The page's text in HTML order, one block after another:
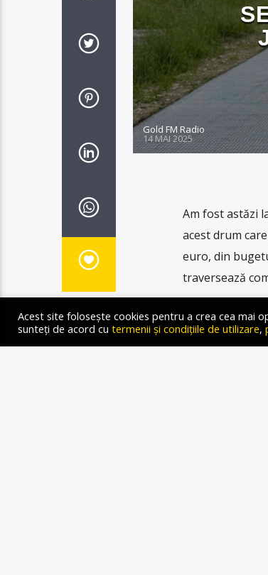
Gold FM Radio
14 MAI 2025
Am fost astăzi
acest drum
euro, din
traversează
Acest site folosește cookies pentru a crea cea mai
sunteți de acord cu termenii și condițiile de utilizare,